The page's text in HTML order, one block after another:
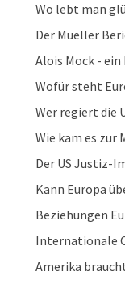
Wo lebt man
Der Mueller
Alois Mock -
Wofür steht
Wer regiert die
Wie kam es zur
Der US Justiz-
Kann Europa
Beziehungen
Internationale
Amerika